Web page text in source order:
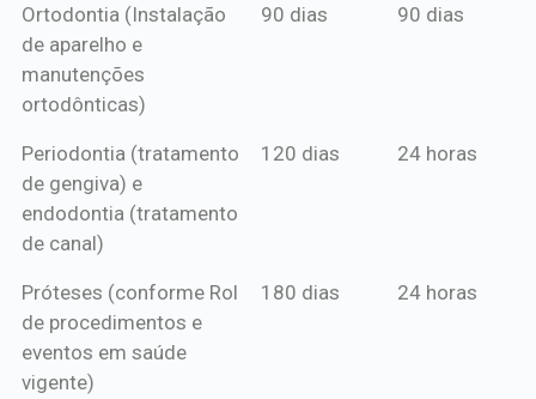
Ortodontia (Instalação
de aparelho e
manutenções
ortodônticas)
90 dias 90 dias
Periodontia (tratamento
de gengiva) e
endodontia (tratamento
de canal)
120 dias 24 horas
Próteses (conforme Rol
de procedimentos e
eventos em saúde
vigente)
180 dias 24 horas